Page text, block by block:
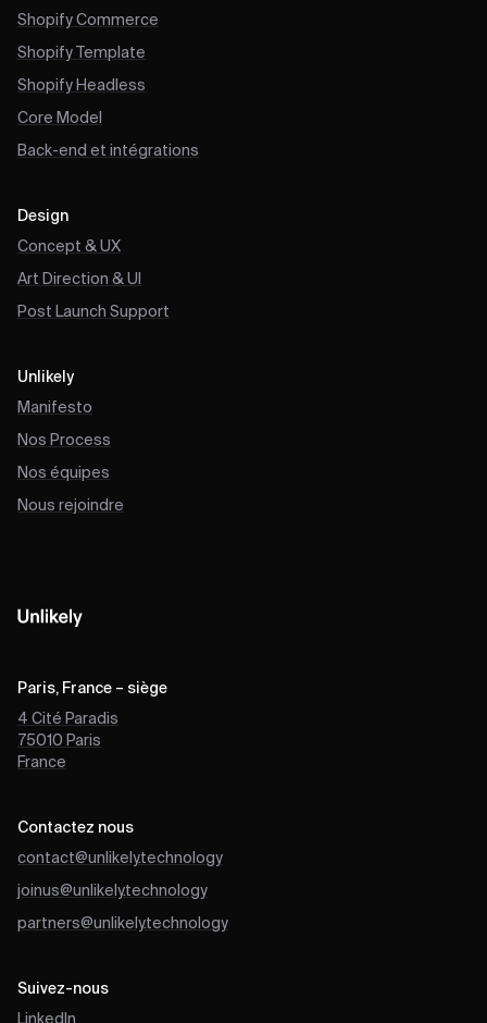
Shopify Commerce
Shopify Template
Shopify Headless
Core Model
Back-end et intégrations
Design
Concept & UX
Art Direction & UI
Post Launch Support
Unlikely
Manifesto
Nos Process
Nos équipes
Nous rejoindre
Paris, France – siège
4 Cité Paradis
75010 Paris
France
Contactez nous
contact@unlikely.technology
joinus@unlikely.technology
partners@unlikely.technology
Suivez-nous
LinkedIn